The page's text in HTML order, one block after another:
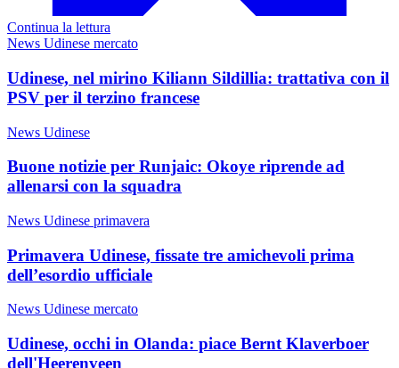
Continua la lettura
News Udinese mercato
Udinese, nel mirino Kiliann Sildillia: trattativa con il
PSV per il terzino francese
News Udinese
Buone notizie per Runjaic: Okoye riprende ad
allenarsi con la squadra
News Udinese primavera
Primavera Udinese, fissate tre amichevoli prima
dell’esordio ufficiale
News Udinese mercato
Udinese, occhi in Olanda: piace Bernt Klaverboer
dell'Heerenveen